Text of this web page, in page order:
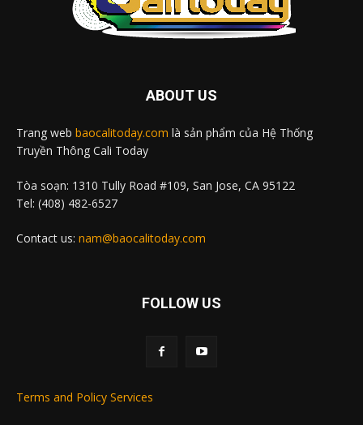
ABOUT US
Trang web baocalitoday.com là sản phẩm của Hệ Thống
Truyền Thông Cali Today
Tòa soạn: 1310 Tully Road #109, San Jose, CA 95122
Tel: (408) 482-6527
Contact us: nam@baocalitoday.com
FOLLOW US
Terms and Policy Services